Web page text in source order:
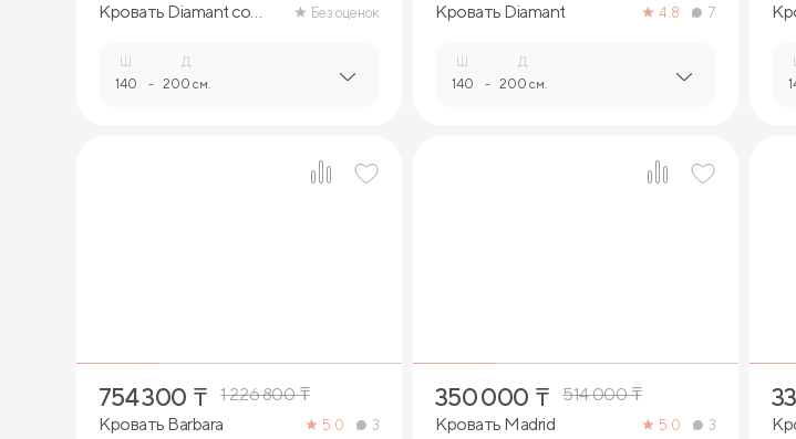
Кровать Diamant со
Без оценок
Ш.
140 -
Д.
200 см.
Кровать Diamant
4.8 7
Ш.
140 -
Д.
200 см.
754 300 ₸ 1 226 800₸
Кровать Barbara
5.0 3
350 000 ₸ 514 000₸
Кровать Madrid
5.0 3